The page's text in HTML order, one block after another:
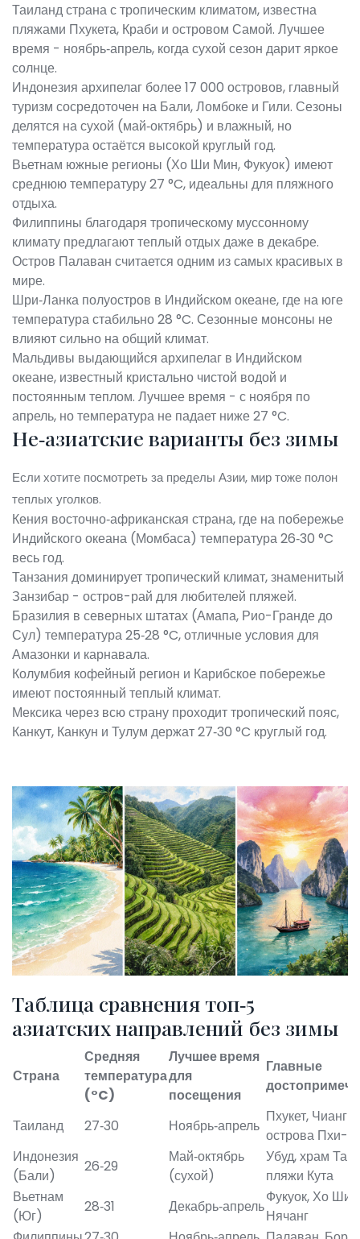
Таиландстрана с тропическим климатом, известна
пляжами Пхукета, Краби и островом Самой. Лучшее
время - ноябрь‑апрель, когда сухой сезон дарит яркое
солнце.
Индонезия архипелаг более 17 000 островов, главный
туризм сосредоточен на Бали, Ломбоке и Гили. Сезоны
делятся на сухой (май‑октябрь) и влажный, но
температура остаётся высокой круглый год.
Вьетнам южные регионы (Хо Ши Мин, Фукуок) имеют
среднюю температуру 27 °C, идеальны для пляжного
отдыха.
Филиппины благодаря тропическому муссонному
климату предлагают теплый отдых даже в декабре.
Остров Палаван считается одним из самых красивых в
мире.
Шри‑Ланка полуостров в Индийском океане, где на юге
температура стабильно 28 °C. Сезонные монсоны не
влияют сильно на общий климат.
Мальдивы выдающийся архипелаг в Индийском
океане, известный кристально чистой водой и
постоянным теплом. Лучшее время - с ноября по
апрель, но температура не падает ниже 27 °C.
Не‑азиатские варианты без зимы
Если хотите посмотреть за пределы Азии, мир тоже полон
теплых уголков.
Кения восточно‑африканская страна, где на побережье
Индийского океана (Момбаса) температура 26‑30 °C
весь год.
Танзания доминирует тропический климат, знаменитый
Занзибар - остров-рай для любителей пляжей.
Бразилия в северных штатах (Амапа, Рио-Гранде до
Сул) температура 25‑28 °C, отличные условия для
Амазонки и карнавала.
Колумбия кофейный регион и Карибское побережье
имеют постоянный теплый климат.
Мексика через всю страну проходит тропический пояс,
Канкут, Канкун и Тулум держат 27‑30 °C круглый год.
Таблица сравнения топ‑5
азиатских направлений без зимы
Страна
Средняя
температура
(°C)
Лучшее время
для
посещения
Главные
Таиланд 27‑30 Ноябрь‑апрель
Пхукет, Чианг
острова Пхи-
Индонезия
(Бали)
26‑29
Май‑октябрь
(сухой)
Убуд, храм
пляжи Кута
Вьетнам
(Юг)
28‑31 Декабрь‑апрель
Фукуок, Хо Ши
Нячанг